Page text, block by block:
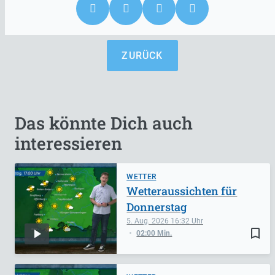
ZURÜCK
Das könnte Dich auch
interessieren
WETTER
bookmark_border
5. Aug. 2026 16:32
02:00 Min.
Wetteraussichten für
Donnerstag